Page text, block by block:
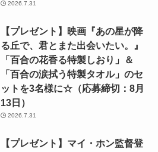
2026.7.31
【プレゼント】映画『あの星が降
る丘で、君とまた出会いたい。』
「百合の花香る特製しおり」＆
「百合の涙拭う特製タオル」のセ
ットを3名様に☆（応募締切：8月
13日）
2026.7.31
【プレゼント】マイ・ホン監督登